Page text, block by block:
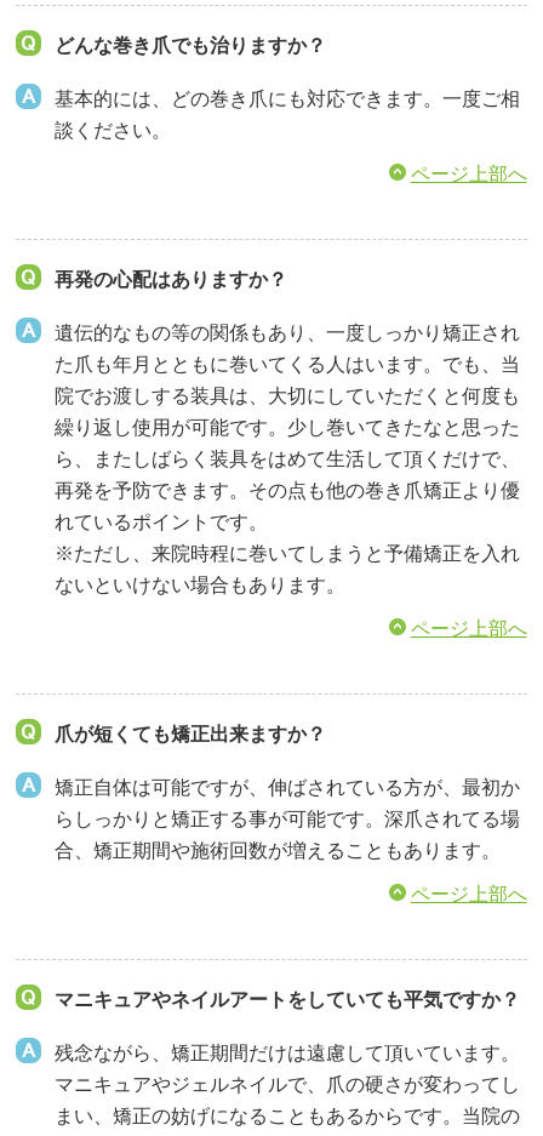
どんな巻き爪でも治りますか？
基本的には、どの巻き爪にも対応できます。一度ご相
談ください。
ページ上部へ
再発の心配はありますか？
遺伝的なもの等の関係もあり、一度しっかり矯正され
た爪も年月とともに巻いてくる人はいます。でも、当
院でお渡しする装具は、大切にしていただくと何度も
繰り返し使用が可能です。少し巻いてきたなと思った
ら、またしばらく装具をはめて生活して頂くだけで、
再発を予防できます。その点も他の巻き爪矯正より優
れているポイントです。
※ただし、来院時程に巻いてしまうと予備矯正を入れ
ないといけない場合もあります。
ページ上部へ
爪が短くても矯正出来ますか？
矯正自体は可能ですが、伸ばされている方が、最初か
らしっかりと矯正する事が可能です。深爪されてる場
合、矯正期間や施術回数が増えることもあります。
ページ上部へ
マニキュアやネイルアートをしていても平気ですか？
残念ながら、矯正期間だけは遠慮して頂いています。
マニキュアやジェルネイルで、爪の硬さが変わってし
まい、矯正の妨げになることもあるからです。当院の